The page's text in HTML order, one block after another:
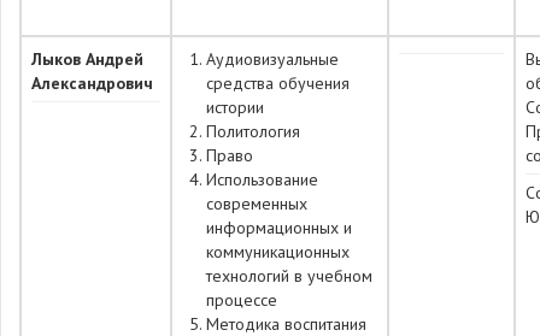
Лыков Андрей
Александрович
Аудиовизуальные
средства обучения
истории
Политология
Право
Использование
современных
информационных и
коммуникационных
технологий в учебном
процессе
Методика воспитания